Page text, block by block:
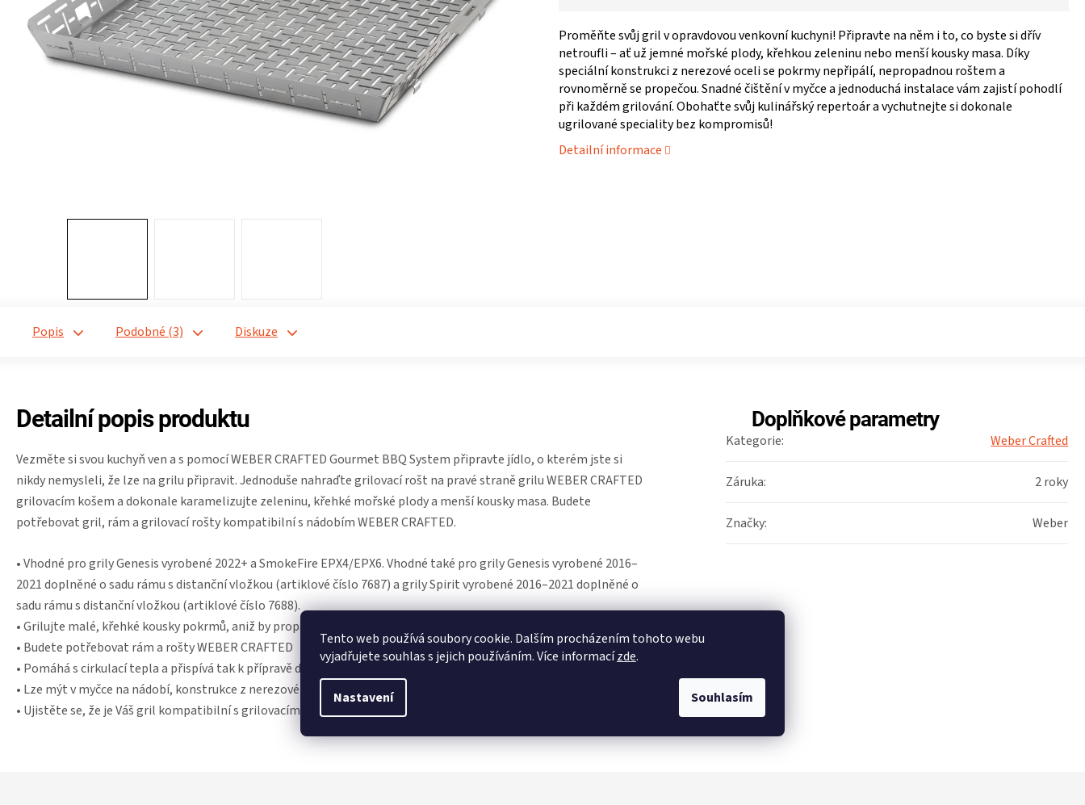
Tento web používá soubory cookie. Dalším procházením tohoto webu
vyjadřujete souhlas s jejich používáním. Více informacízde.
Nastavení Souhlasím
Proměňte svůj gril v opravdovou venkovní kuchyni! Připravte na něm i to, co byste si dřív
netroufli – ať už jemné mořské plody, křehkou zeleninu nebo menší kousky masa. Díky
speciální konstrukci z nerezové oceli se pokrmy nepřipálí, nepropadnou roštem a
rovnoměrně se propečou. Snadné čištění v myčce a jednoduchá instalace vám zajistí pohodlí
při každém grilování. Obohaťte svůj kulinářský repertoár a vychutnejte si dokonale
ugrilované speciality bez kompromisů!
Detailní informace
Popis Podobné (3) Diskuze
Detailní popis produktu
Vezměte si svou kuchyň ven a s pomocí WEBER CRAFTED Gourmet BBQ System připravte jídlo, o kterém jste si
nikdy nemysleli, že lze na grilu připravit. Jednoduše nahraďte grilovací rošt na pravé straně grilu WEBER CRAFTED
grilovacím košem a dokonale karamelizujte zeleninu, křehké mořské plody a menší kousky masa. Budete
potřebovat gril, rám a grilovací rošty kompatibilní s nádobím WEBER CRAFTED.
• Vhodné pro grily Genesis vyrobené 2022+ a SmokeFire EPX4/EPX6. Vhodné také pro grily Genesis vyrobené 2016–
2021 doplněné o sadu rámu s distanční vložkou (artiklové číslo 7687) a grily Spirit vyrobené 2016–2021 doplněné o
sadu rámu s distanční vložkou (artiklové číslo 7688).
• Grilujte malé, křehké kousky pokrmů, aniž by propadly roštem
• Budete potřebovat rám a rošty WEBER CRAFTED
• Pomáhá s cirkulací tepla a přispívá tak k přípravě dokonale grilované zeleniny
• Lze mýt v myčce na nádobí, konstrukce z nerezové oceli
• Ujistěte se, že je Váš gril kompatibilní s grilovacím vybavením WEBER CRAFTED
Doplňkové parametry
Kategorie: Weber Crafted
Záruka: 2 roky
Značky: Weber